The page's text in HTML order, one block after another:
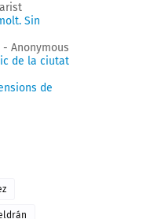
Sin
- Anonymous
de la ciutat
de